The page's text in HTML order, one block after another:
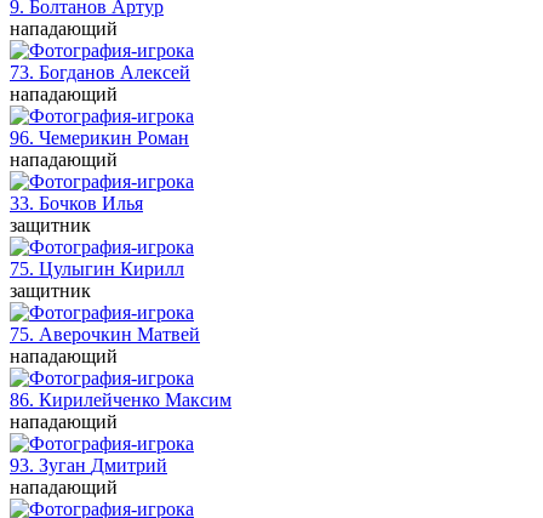
9. Болтанов Артур
нападающий
73. Богданов Алексей
нападающий
96. Чемерикин Роман
нападающий
33. Бочков Илья
защитник
75. Цулыгин Кирилл
защитник
75. Аверочкин Матвей
нападающий
86. Кирилейченко Максим
нападающий
93. Зуган Дмитрий
нападающий